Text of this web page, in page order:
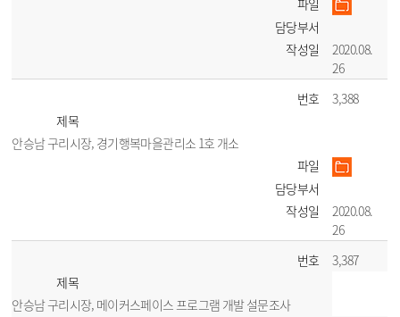
파일
담당부서
작성일
2020.08.
26
번호
3,388
제목
안승남 구리시장, 경기행복마을관리소 1호 개소
파일
담당부서
작성일
2020.08.
26
번호
3,387
제목
안승남 구리시장, 메이커스페이스 프로그램 개발 설문조사